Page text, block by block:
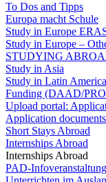
To Dos and Tipps
Europa macht Schule
Study in Europe
Study in Europe –
STUDYING
Study in Asia
Study in Latin America
Funding (DAAD/
Upload portal:
Application
Short Stays Abroad
Internships Abroad
Internships Abroad
PAD-Infoveranstaltung